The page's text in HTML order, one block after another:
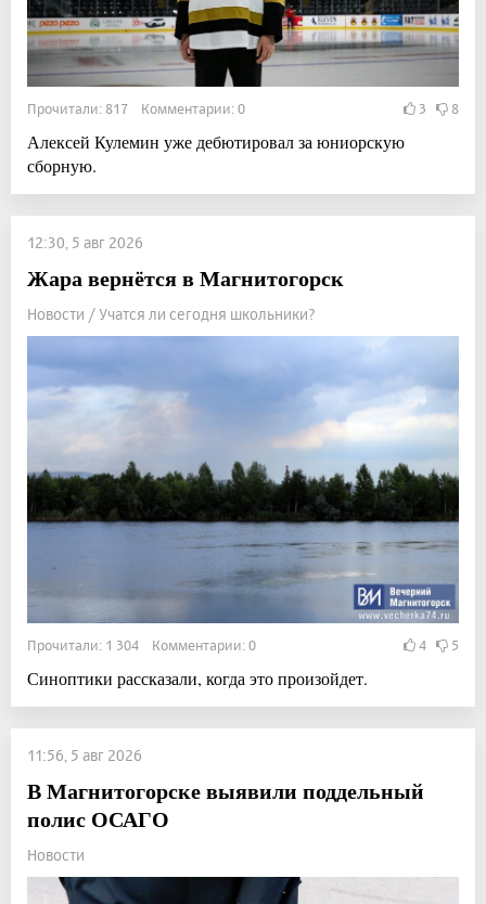
Прочитали: 817 Комментарии: 0 3 8
Алексей Кулемин уже дебютировал за юниорскую
сборную.
12:30, 5 авг 2026
Жара вернётся в Магнитогорск
Новости / Учатся ли сегодня школьники?
Прочитали: 1 304 Комментарии: 0 4 5
Синоптики рассказали, когда это произойдет.
11:56, 5 авг 2026
В Магнитогорске выявили поддельный
полис ОСАГО
Новости